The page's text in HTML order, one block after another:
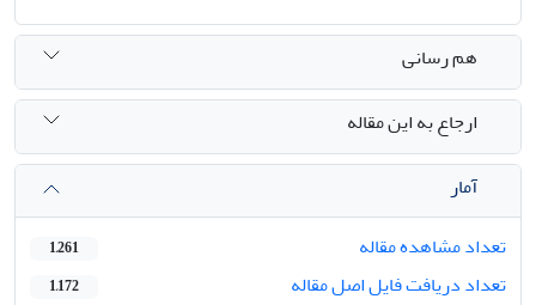
هم رسانی
ارجاع به این مقاله
آمار
تعداد مشاهده مقاله
1,261
تعداد دریافت فایل اصل مقاله 1,172